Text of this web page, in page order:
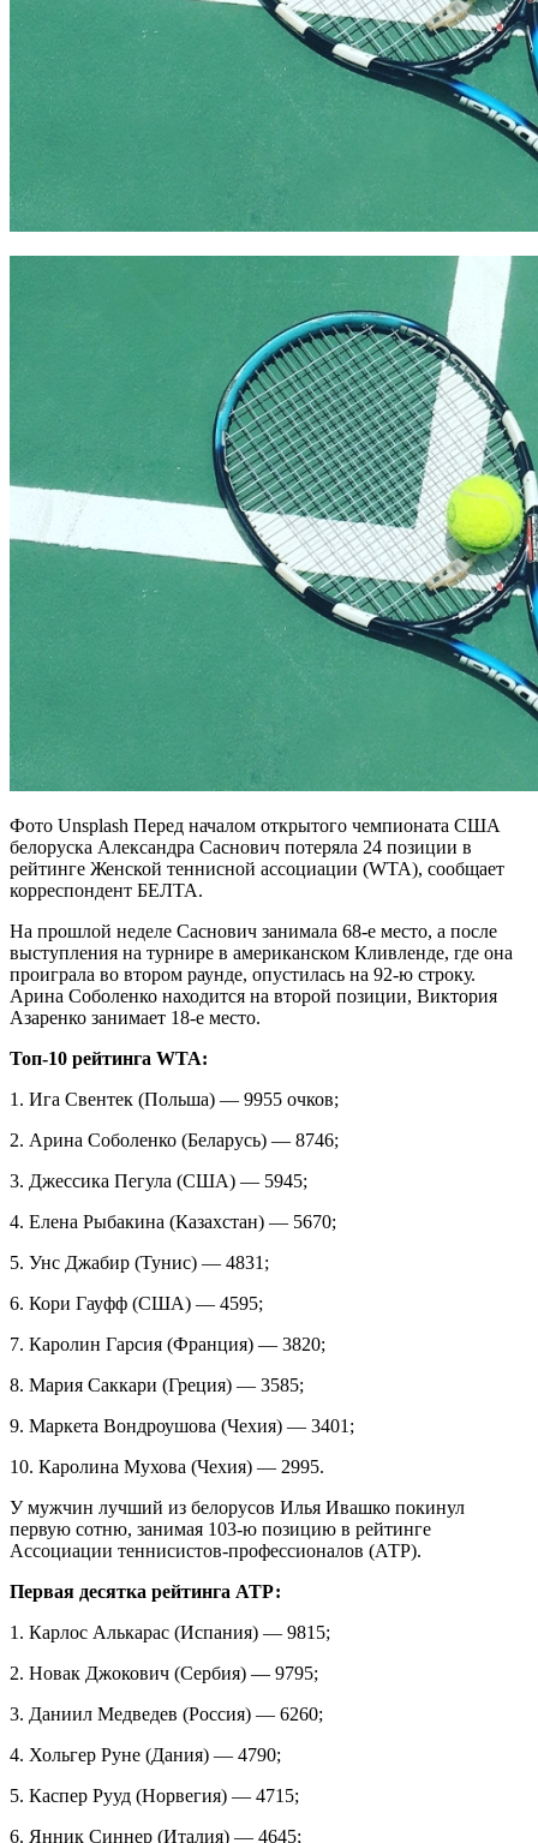
Фото Unsplash Перед началом открытого чемпионата США
белоруска Александра Саснович потеряла 24 позиции в
рейтинге Женской теннисной ассоциации (WTA), сообщает
корреспондент БЕЛТА.
На прошлой неделе Саснович занимала 68-е место, а после
выступления на турнире в американском Кливленде, где она
проиграла во втором раунде, опустилась на 92-ю строку.
Арина Соболенко находится на второй позиции, Виктория
Азаренко занимает 18-е место.
Топ-10 рейтинга WTA:
1. Ига Свентек (Польша) — 9955 очков;
2. Арина Соболенко (Беларусь) — 8746;
3. Джессика Пегула (США) — 5945;
4. Елена Рыбакина (Казахстан) — 5670;
5. Унс Джабир (Тунис) — 4831;
6. Кори Гауфф (США) — 4595;
7. Каролин Гарсия (Франция) — 3820;
8. Мария Саккари (Греция) — 3585;
9. Маркета Вондроушова (Чехия) — 3401;
10. Каролина Мухова (Чехия) — 2995.
У мужчин лучший из белорусов Илья Ивашко покинул
первую сотню, занимая 103-ю позицию в рейтинге
Ассоциации теннисистов-профессионалов (АТР).
Первая десятка рейтинга АТР:
1. Карлос Алькарас (Испания) — 9815;
2. Новак Джокович (Сербия) — 9795;
3. Даниил Медведев (Россия) — 6260;
4. Хольгер Руне (Дания) — 4790;
5. Каспер Рууд (Норвегия) — 4715;
6. Янник Синнер (Италия) — 4645;